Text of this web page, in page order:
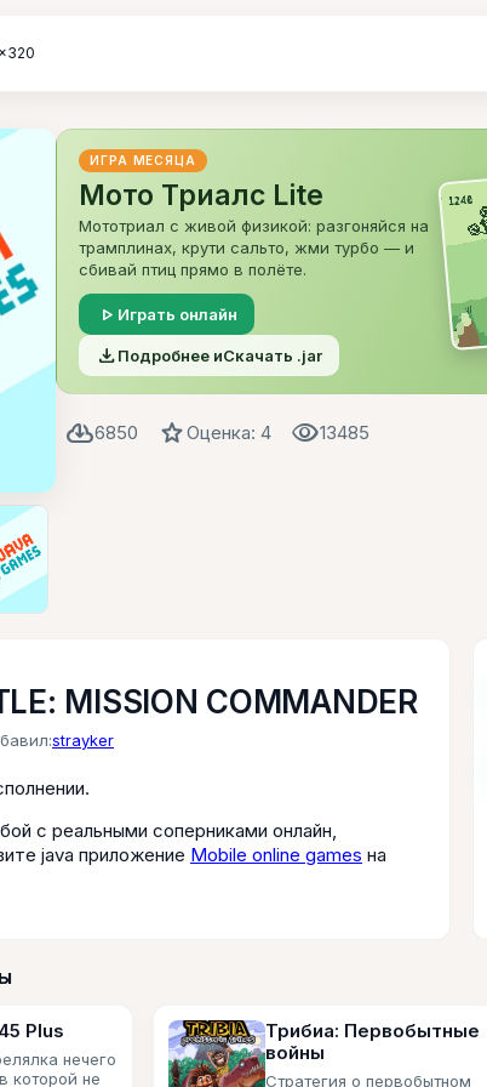
ИГРА МЕСЯЦА
Мото Триалс Lite
Мототриал с живой физикой: разгоняйся на
трамплинах, крути сальто, жми турбо — и
сбивай птиц прямо в полёте.
play_arrow Играть онлайн
file_downloadПодробнее иСкачать .jar
cloud_download6850 starОценка: 4 visibility13485
MISSION COMMANDER
strayker
с реальными соперниками онлайн,
java приложение Mobile online games на
Plus
нечего
которой не
Трибиа: Первобытные
войны
Стратегия о первобытном